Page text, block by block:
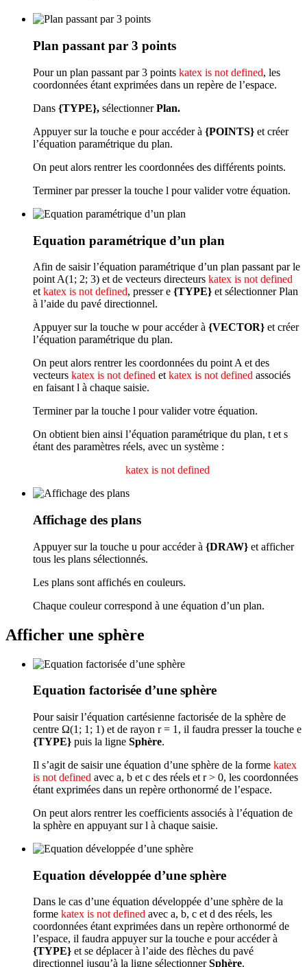
Plan passant par 3 points
Pour un plan passant par 3 points katex is not defined, les
coordonnées étant exprimées dans un repère de l’espace.
Dans {TYPE}, sélectionnerPlan.
Appuyer sur la touche e pour accéder à {POINTS} et créer
l’équation paramétrique du plan.
On peut alors rentrer les coordonnées des différents points.
Terminer par presser la touche l pour valider votre équation.
Equation paramétrique d’un plan
Afin de saisir l’équation paramétrique d’un plan passant par le
point A(1; 2; 3) et de vecteurs directeurs katex is not defined
et katex is not defined, pressere {TYPE} et sélectionner Plan
à l’aide du pavé directionnel.
Appuyer sur la touche w pour accéder à {VECTOR} et créer
l’équation paramétrique du plan.
On peut alors rentrer les coordonnées du point A et des
vecteurs katex is not defined et katex is not defined associés
en faisant l à chaque saisie.
Terminer par la touche l pour valider votre équation.
On obtient bien ainsi l’équation paramétrique du plan, t et s
étant des paramètres réels, avec un système :
katex is not defined
Affichage des plans
Appuyer sur la touche u pour accéder à {DRAW} et afficher
tous les plans sélectionnés.
Les plans sont affichés en couleurs.
Chaque couleur correspond à une équation d’un plan.
Afficher une sphère
Equation factorisée d’une sphère
Pour saisir l’équation cartésienne factorisée de la sphère de
centre Ω(1; 1; 1) et de rayon r = 1, il faudra presser la touche e
{TYPE} puis la ligne Sphère.
Il s’agit de saisir une équation d’une sphère de la forme katex
is not defined avec a, b et c des réels et r > 0, les coordonnées
étant exprimées dans un repère orthonormé de l’espace.
On peut alors rentrer les coefficients associés à l’équation de
la sphère en appuyant surl à chaque saisie.
Equation développée d’une sphère
Dans le cas d’une équation développée d’une sphère de la
forme katex is not defined avec a, b, c et d des réels, les
coordonnées étant exprimées dans un repère orthonormé de
l’espace, il faudra appuyer sur la touche e pour accéder à
{TYPE} et se déplacer à l’aide des flèches du pavé
directionnel jusqu’à la ligne sélectionnerSphère.